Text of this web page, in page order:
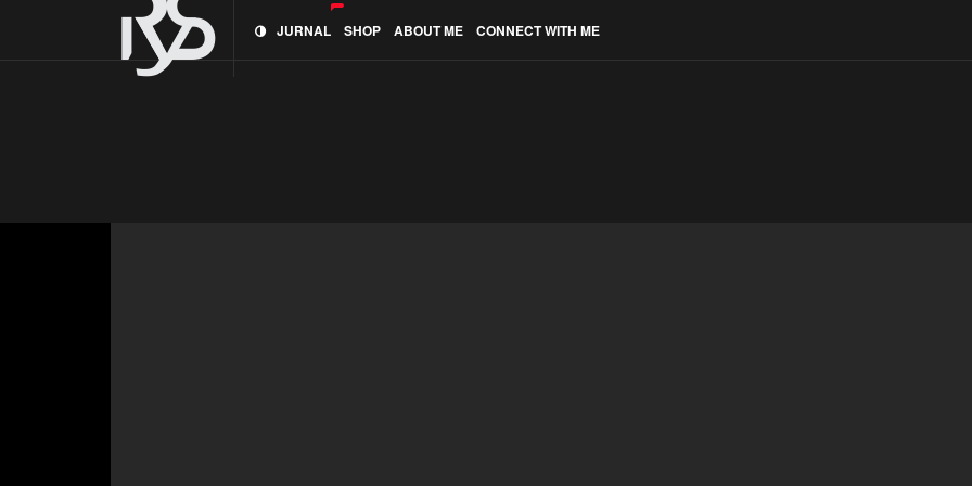
JURNAL SHOP ABOUT ME CONNECT WITH ME